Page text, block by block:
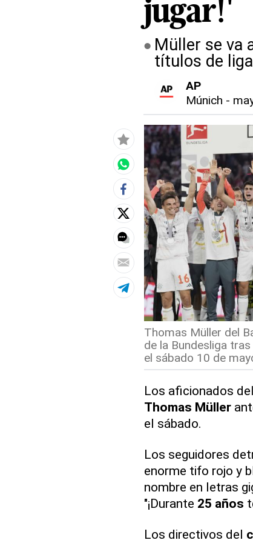
jugar!'
Müller se va
títulos de liga
AP
Múnich -
Thomas Müller del
de la Bundesliga
el sábado 10 de
Los aficionados del
Thomas Müller
el sábado.
Los seguidores
enorme tifo rojo y
nombre en letras
"¡Durante 25 años
Los directivos del